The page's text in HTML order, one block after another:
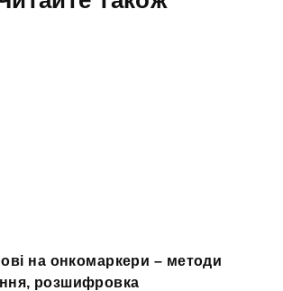
на онкомаркери – методи
розшифровка